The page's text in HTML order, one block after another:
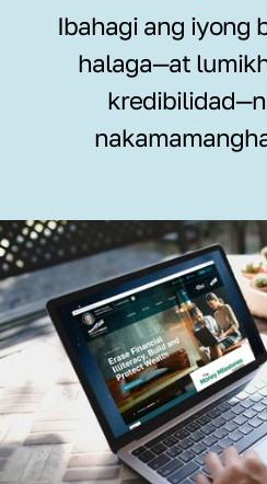
Ibahagi ang iyong
halaga—at